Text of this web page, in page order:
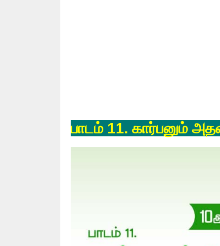
பாடம் 11. கார்பனும்